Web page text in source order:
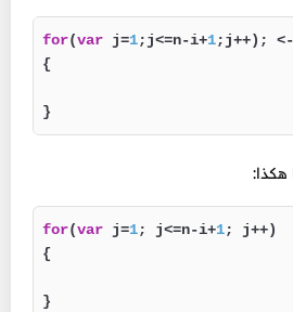
for(var j=1;j<=n-i+1;j++); الفاصلة المنقوطة
{
}
هكذا:
for(var j=1; j<=n-i+1; j++)
{
}